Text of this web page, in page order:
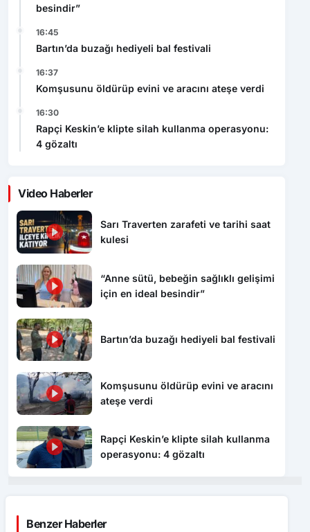
besindir”
16:45
Bartın’da buzağı hediyeli bal festivali
16:37
Komşusunu öldürüp evini ve aracını ateşe verdi
16:30
Rapçi Keskin’e klipte silah kullanma operasyonu:
4 gözaltı
Video Haberler
Sarı Traverten zarafeti ve tarihi saat
kulesi
“Anne sütü, bebeğin sağlıklı gelişimi
için en ideal besindir”
Bartın’da buzağı hediyeli bal festivali
Komşusunu öldürüp evini ve aracını
ateşe verdi
Rapçi Keskin’e klipte silah kullanma
operasyonu: 4 gözaltı
Benzer Haberler